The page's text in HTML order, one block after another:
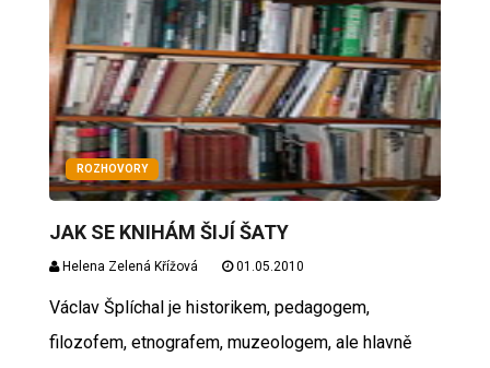
ROZHOVORY
JAK SE KNIHÁM ŠIJÍ ŠATY
Helena Zelená Křížová 01.05.2010
Václav Šplíchal je historikem, pedagogem,
filozofem, etnografem, muzeologem, ale hlavně